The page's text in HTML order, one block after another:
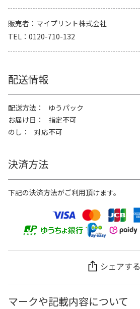
販売者
マイプリント株式会社
TEL
0120-710-132
配送情報
配送方法
ゆうパック
お届け日
指定不可
のし
対応不可
決済方法
下記の決済方法がご利用頂けます。
シェアする
マークや記載内容について